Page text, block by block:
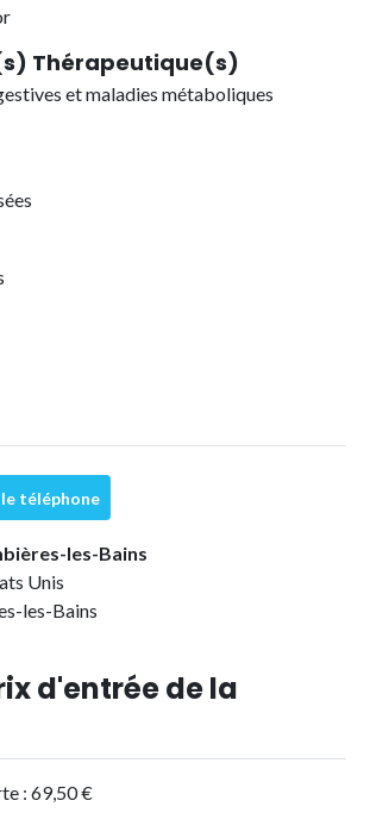
Thérapeutique(s)
et maladies métaboliques
téléphone
les-Bains
Unis
les-Bains
d'entrée de la
: 69,50 €